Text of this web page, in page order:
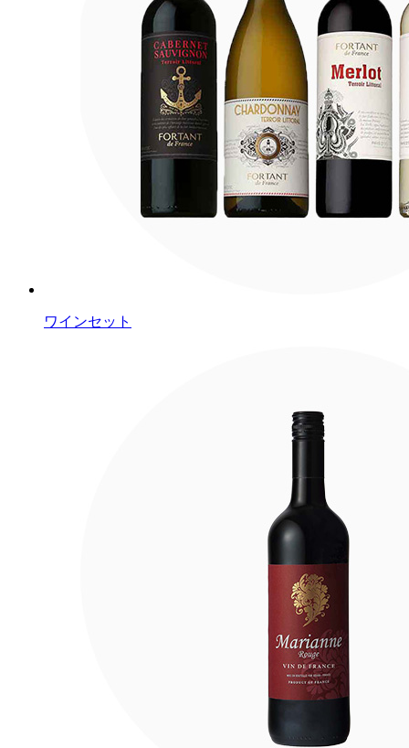
ワインセット